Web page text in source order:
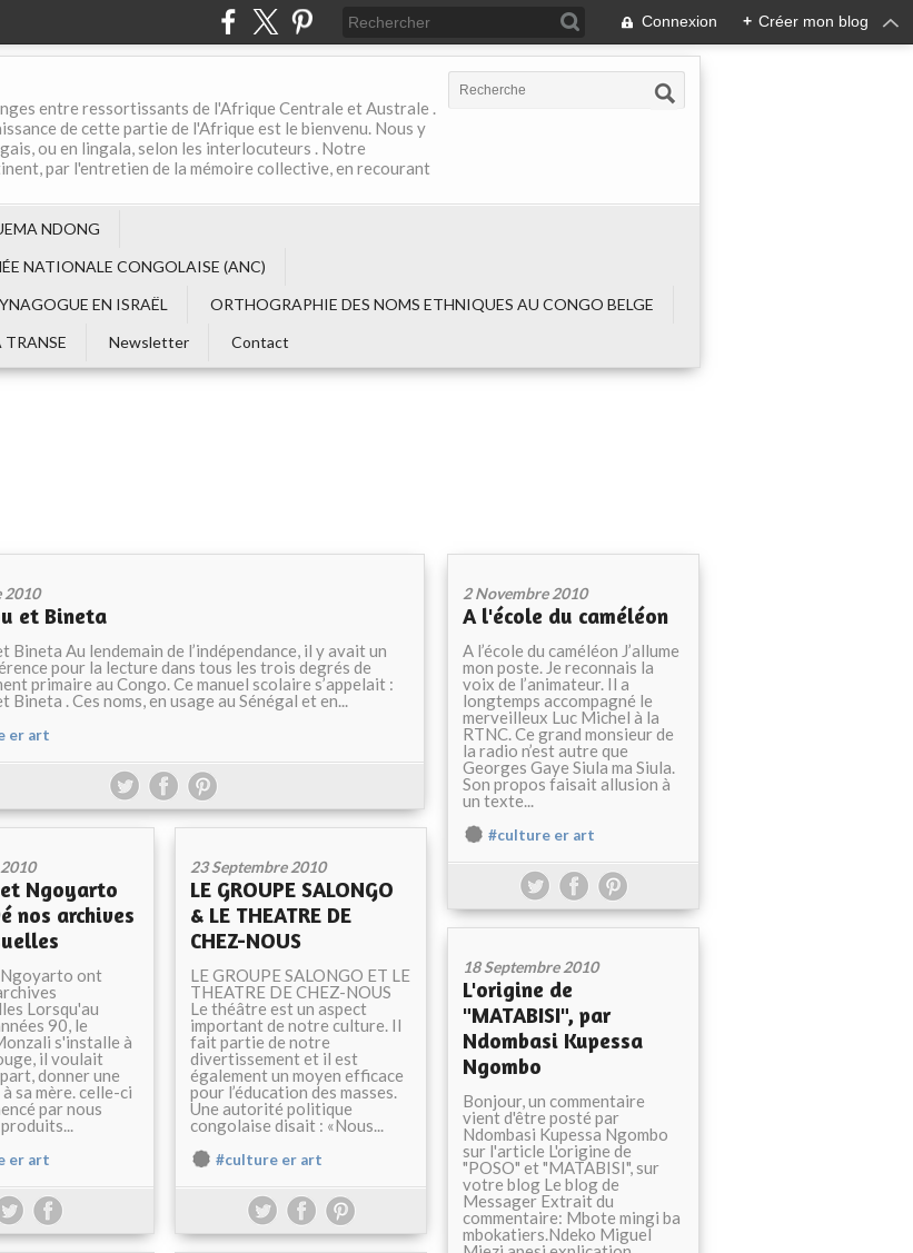
Connexion + Créer mon blog
entre ressortissants de l'Afrique Centrale et Australe .
de cette partie de l'Afrique est le bienvenu. Nous y
ou en lingala, selon les interlocuteurs . Notre
par l'entretien de la mémoire collective, en recourant
NDONG
NATIONALE CONGOLAISE (ANC)
EN ISRAËL
ORTHOGRAPHIE DES NOMS ETHNIQUES AU CONGO BELGE
TRANSE Newsletter Contact
2010
et Bineta
Bineta Au lendemain de l’indépendance, il y avait un
pour la lecture dans tous les trois degrés de
primaire au Congo. Ce manuel scolaire s’appelait :
Bineta . Ces noms, en usage au Sénégal et en...
er art
2 Novembre 2010
A l'école du caméléon
A l’école du caméléon J’allume
mon poste. Je reconnais la
voix de l’animateur. Il a
longtemps accompagné le
merveilleux Luc Michel à la
RTNC. Ce grand monsieur de
la radio n’est autre que
Georges Gaye Siula ma Siula.
Son propos faisait allusion à
un texte...
#culture er art
Ngoyarto
nos archives
ont
Lorsqu'au
90, le
s'installe à
il voulait
donner une
sa mère. celle-ci
par nous
er art
23 Septembre 2010
LE GROUPE SALONGO
& LE THEATRE DE
CHEZ-NOUS
LE GROUPE SALONGO ET LE
THEATRE DE CHEZ-NOUS
Le théâtre est un aspect
important de notre culture. Il
fait partie de notre
divertissement et il est
également un moyen efficace
pour l’éducation des masses.
Une autorité politique
congolaise disait : «Nous...
#culture er art
18 Septembre 2010
L'origine de
"MATABISI", par
Ndombasi Kupessa
Ngombo
Bonjour, un commentaire
vient d'être posté par
Ndombasi Kupessa Ngombo
sur l'article L'origine de
"POSO" et "MATABISI", sur
votre blog Le blog de
Messager Extrait du
commentaire: Mbote mingi ba
mbokatiers.Ndeko Miguel